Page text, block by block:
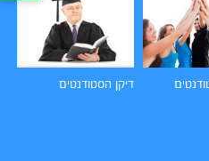
דיקן הסטודנטים